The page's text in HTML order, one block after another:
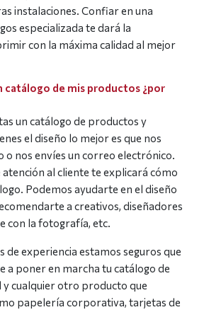
instalaciones. Confiar en una
especializada te dará la
con la máxima calidad al mejor
de mis productos ¿por
un catálogo de productos y
el diseño lo mejor es que nos
o nos envíes un correo electrónico.
al cliente te explicará cómo
Podemos ayudarte en el diseño
a creativos, diseñadores
con la fotografía, etc.
de experiencia estamos seguros que
a poner en marcha tu catálogo de
cualquier otro producto que
papelería corporativa, tarjetas de